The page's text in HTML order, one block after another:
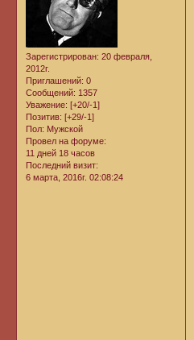
Зарегистрирован: 20 февраля,
2012г.
Приглашений: 0
Сообщений: 1357
Уважение: [+20/-1]
Позитив: [+29/-1]
Пол: Мужской
Провел на форуме:
11 дней 18 часов
Последний визит:
6 марта, 2016г. 02:08:24